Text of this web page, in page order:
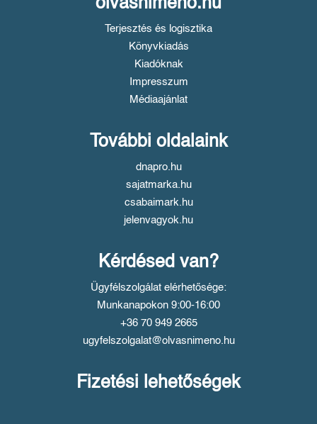
olvasnimeno.hu
Terjesztés és logisztika
Könyvkiadás
Kiadóknak
Impresszum
Médiaajánlat
További oldalaink
dnapro.hu
sajatmarka.hu
csabaimark.hu
jelenvagyok.hu
Kérdésed van?
Ügyfélszolgálat elérhetősége:
Munkanapokon 9:00-16:00
+36 70 949 2665
ugyfelszolgalat@olvasnimeno.hu
Fizetési lehetőségek